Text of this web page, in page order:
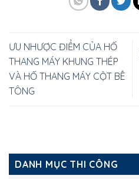
ƯU NHƯỢC ĐIỂM CỦA HỐ
THANG MÁY KHUNG THÉP
VÀ HỐ THANG MÁY CỘT BÊ
TÔNG
DANH MỤC THI CÔNG